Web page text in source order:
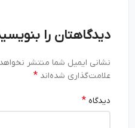
دیدگاهتان را بنویسید
نشانی ایمیل شما منتشر نخواهد شد.
علامت‌گذاری شده‌اند*
دیدگاه*